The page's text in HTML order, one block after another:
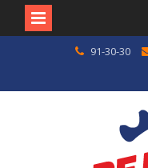
91-30-30